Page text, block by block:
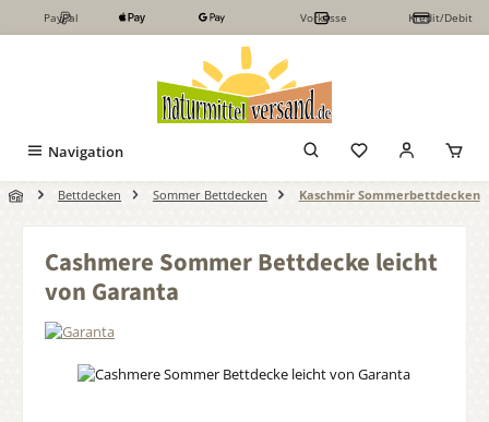
Zum Hauptinhalt springen
PayPal Vorkasse Kredit/Debit
Navigation
Bettdecken Sommer Bettdecken Kaschmir Sommerbettdecken
Cashmere Sommer Bettdecke leicht
von Garanta
Bildergalerie überspringen